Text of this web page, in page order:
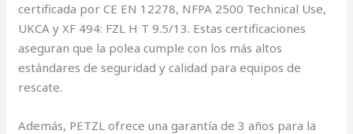
certificada por CE EN 12278, NFPA 2500 Technical Use,
UKCA y XF 494: FZL H T 9.5/13. Estas certificaciones
aseguran que la polea cumple con los más altos
estándares de seguridad y calidad para equipos de
rescate.
Además, PETZL ofrece una garantía de 3 años para la